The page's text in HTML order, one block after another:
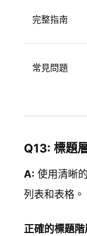
完整指南
常見問題
Q13: 標題
A: 使用清晰
列表和表格。
正確的標題階